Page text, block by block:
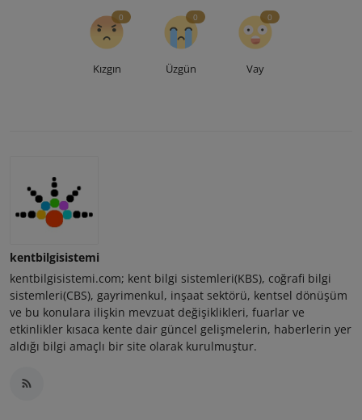
Kızgın
0
Üzgün
0
Vay
0
kentbilgisistemi
kentbilgisistemi.com; kent bilgi sistemleri(KBS), coğrafi bilgi
sistemleri(CBS), gayrimenkul, inşaat sektörü, kentsel dönüşüm
ve bu konulara ilişkin mevzuat değişiklikleri, fuarlar ve
etkinlikler kısaca kente dair güncel gelişmelerin, haberlerin yer
aldığı bilgi amaçlı bir site olarak kurulmuştur.